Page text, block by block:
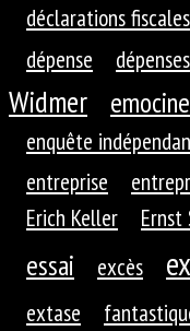
déclarations fiscales
dépense
dépenses
Widmer
emocine
enquête
entreprise
Erich Keller Ernst
essai excès
extase